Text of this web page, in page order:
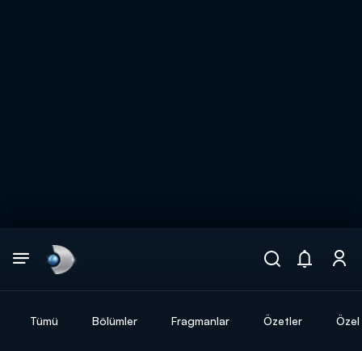
Tümü Bölümler Fragmanlar Özetler